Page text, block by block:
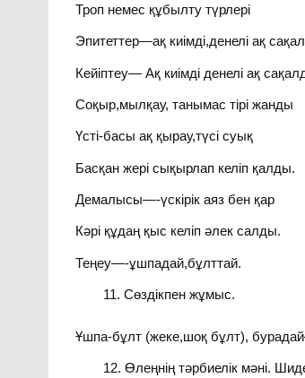
Троп немес құбылту түрлері
Эпитеттер—ақ киімді,денелі ақ
Кейіптеу— Ақ киімді денелі ақ
Соқыр,мылқау, танымас тірі жанды
Үсті-басы ақ қырау,түсі суық
Басқан жері сықырлап келіп қалды.
Демалысы—-үскірік аяз бен қар
Кәрі құдаң қыс келіп әлек салды.
Теңеу—-ұшпадай,бұлттай.
Сөздікпен жұмыс.
Ұшпа-бұлт (жеке,шоқ бұлт),
Өлеңнің тәрбиелік мәні.